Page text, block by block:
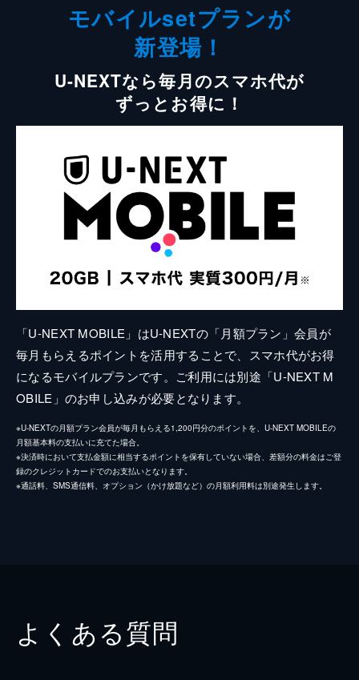
モバイルsetプランが
新登場！
U-NEXTなら毎月のスマホ代が
ずっとお得に！
「U-NEXT MOBILE」はU-NEXTの「月額プラン」会員が
毎月もらえるポイントを活用することで、スマホ代がお得
になるモバイルプランです。ご利用には別途「U-NEXT M
OBILE」のお申し込みが必要となります。
※U-NEXTの月額プラン会員が毎月もらえる1,200円分のポイントを、U-NEXT MOBILEの
月額基本料の支払いに充てた場合。
※決済時において支払金額に相当するポイントを保有していない場合、差額分の料金はご登
録のクレジットカードでのお支払いとなります。
※通話料、SMS通信料、オプション（かけ放題など）の月額利用料は別途発生します。
よくある質問